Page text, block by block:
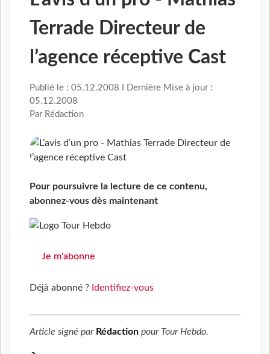
Terrade Directeur de
l’agence réceptive Cast
Publié le : 05.12.2008 I Dernière Mise à jour :
05.12.2008
Par Rédaction
Pour poursuivre la lecture de ce contenu,
abonnez-vous dès maintenant
Je m'abonne
Déjà abonné ? Identifiez-vous
Article signé par Rédaction pour Tour Hebdo.